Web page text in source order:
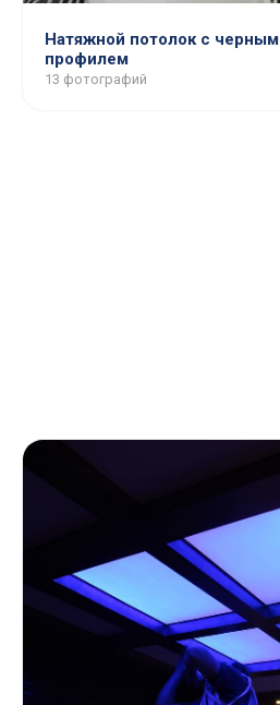
Натяжной потолок с черным
профилем
13 фотографий